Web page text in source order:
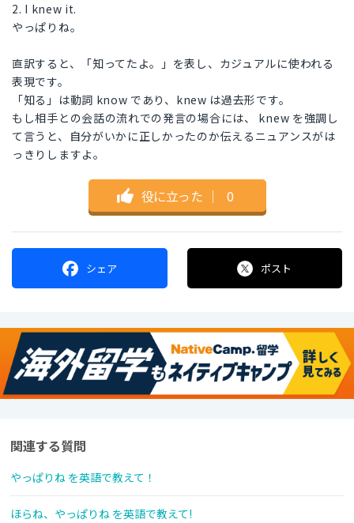
2. I knew it.
やっぱりね。
直訳すると、「知ってたよ。」を表し、カジュアルに使われる
表現です。
「知る」は動詞 know であり、knew は過去形です。
もし相手との会話の流れでの発言の場合には、 knew を強調し
て言うと、自分がいかに正しかったのか伝えるニュアンスがは
っきりしますよ。
役に立った ｜ 0
シェア ポスト
関連する質問
やっぱりね を英語で教えて！
ほらね、やっぱりね を英語で教えて!